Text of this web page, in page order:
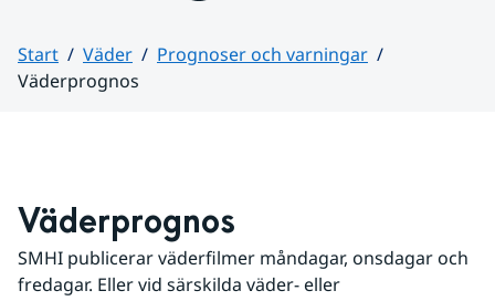
Start Väder
Prognoser och varningar
Väderprognos
Väderprognos
SMHI publicerar väderfilmer måndagar, onsdagar och
fredagar. Eller vid särskilda väder- eller